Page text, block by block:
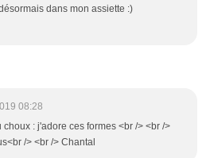
dans mon assiette :)
08:28
: j'adore ces formes <br /> <br />
/> <br /> Chantal